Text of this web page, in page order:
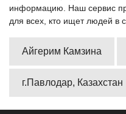
информацию. Наш сервис
для всех, кто ищет людей в
Айгерим Камзина
г.Павлодар, Казахстан